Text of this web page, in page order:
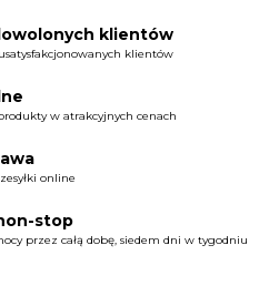
klientów
klientów
w atrakcyjnych cenach
online
stop
przez całą dobę, siedem dni w tygodniu